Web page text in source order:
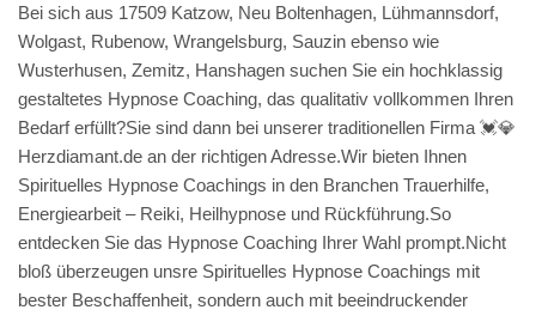
Bei sich aus 17509 Katzow, Neu Boltenhagen, Lühmannsdorf,
Wolgast, Rubenow, Wrangelsburg, Sauzin ebenso wie
Wusterhusen, Zemitz, Hanshagen suchen Sie ein hochklassig
gestaltetes Hypnose Coaching, das qualitativ vollkommen Ihren
Bedarf erfüllt?Sie sind dann bei unserer traditionellen Firma 💓️💎
Herzdiamant.de an der richtigen Adresse.Wir bieten Ihnen
Spirituelles Hypnose Coachings in den Branchen Trauerhilfe,
Energiearbeit – Reiki, Heilhypnose und Rückführung.So
entdecken Sie das Hypnose Coaching Ihrer Wahl prompt.Nicht
bloß überzeugen unsre Spirituelles Hypnose Coachings mit
bester Beschaffenheit, sondern auch mit beeindruckender